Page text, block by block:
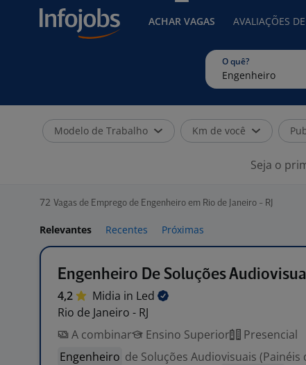
ACHAR VAGAS AVALIAÇÕES
O quê?
Modelo de Trabalho Km de você
Seja o
72 Vagas de Emprego de Engenheiro em Rio de Janeiro - RJ
Relevantes Recentes Próximas
Engenheiro De Soluções
4,2 Midia in Led
Rio de Janeiro - RJ
A combinar
Ensino Superior
Presencial
Engenheiro de Soluções Audiovisuais (Painéis